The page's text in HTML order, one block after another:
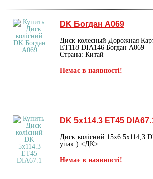
DK Богдан А069
Диск колесный Дорожная
ET118 DIA146 Богдан А069
Страна: Китай
Немає в наявності!
DK 5х114.3 ET45
Диск колісний 15х6 5х114,3
упак.) <ДК>
Немає в наявності!